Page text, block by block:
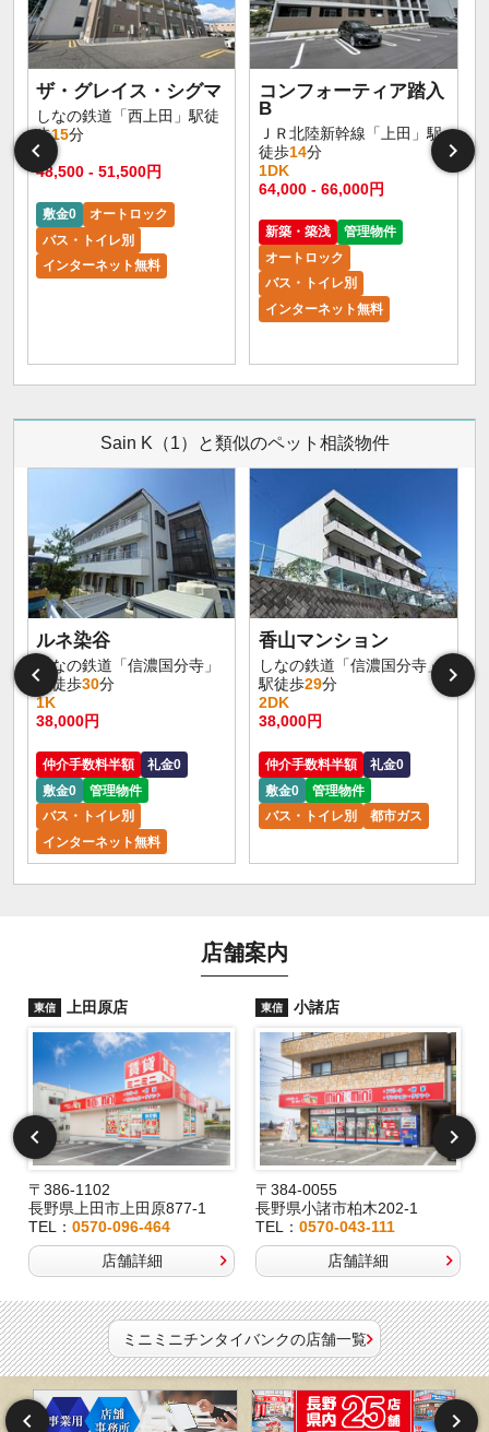
ザ・グレイス・シグマ
しなの鉄道「西上田」駅徒
歩15分
1R
48,500 - 51,500円
敷金0
オートロック
バス・トイレ別
インターネット無料
コンフォーティア踏入
B
ＪＲ北陸新幹線「上田」駅
徒歩14分
1DK
64,000 - 66,000円
新築・築浅
管理物件
オートロック
バス・トイレ別
インターネット無料
Sain K（1）と類似のペット相談物件
ルネ染谷
しなの鉄道「信濃国分寺」
駅徒歩30分
1K
38,000円
仲介手数料半額
礼金0
敷金0
管理物件
バス・トイレ別
インターネット無料
香山マンション
しなの鉄道「信濃国分寺」
駅徒歩29分
2DK
38,000円
仲介手数料半額
礼金0
敷金0
管理物件
バス・トイレ別
都市ガス
店舗案内
東信 上田原店
〒386-1102
長野県上田市上田原877-1
TEL：0570-096-464
店舗詳細
東信 小諸店
〒384-0055
長野県小諸市柏木202-1
TEL： 0570-043-111
店舗詳細
ミニミニチンタイバンクの店舗一覧